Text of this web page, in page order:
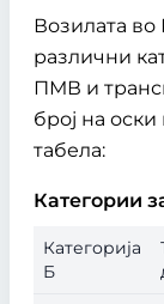
Возилата во
различни
ПМВ и
број на
табела:
Категории
Категорија
Б